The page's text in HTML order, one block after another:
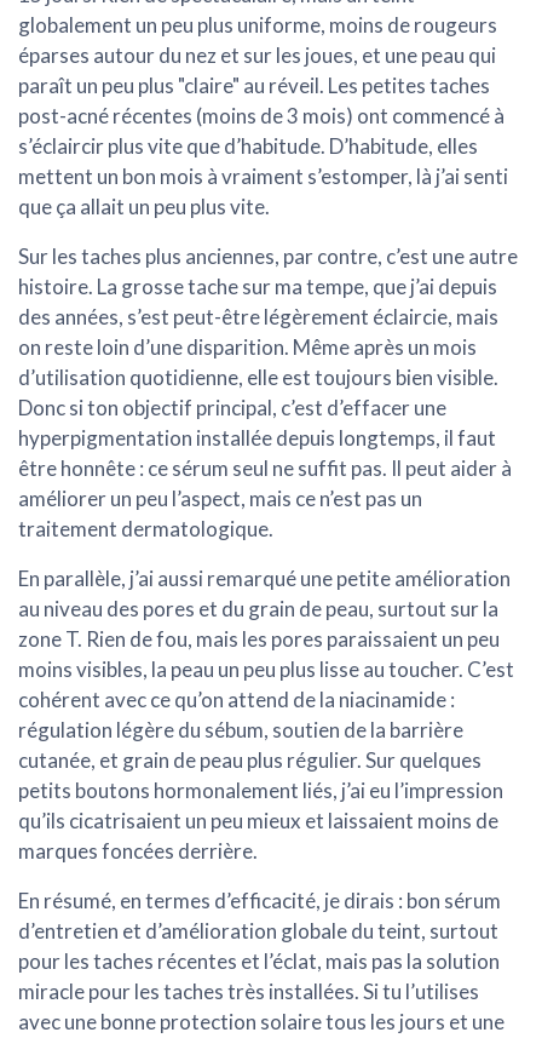
globalement un peu plus uniforme, moins de rougeurs
éparses autour du nez et sur les joues, et une peau qui
paraît un peu plus "claire" au réveil. Les petites taches
post-acné récentes (moins de 3 mois) ont commencé à
s’éclaircir plus vite que d’habitude. D’habitude, elles
mettent un bon mois à vraiment s’estomper, là j’ai senti
que ça allait un peu plus vite.
Sur les taches plus anciennes, par contre, c’est une autre
histoire. La grosse tache sur ma tempe, que j’ai depuis
des années, s’est peut-être légèrement éclaircie, mais
on reste loin d’une disparition. Même après un mois
d’utilisation quotidienne, elle est toujours bien visible.
Donc si ton objectif principal, c’est d’effacer une
hyperpigmentation installée depuis longtemps, il faut
être honnête : ce sérum seul ne suffit pas. Il peut aider à
améliorer un peu l’aspect, mais ce n’est pas un
traitement dermatologique.
En parallèle, j’ai aussi remarqué une petite amélioration
au niveau des pores et du grain de peau, surtout sur la
zone T. Rien de fou, mais les pores paraissaient un peu
moins visibles, la peau un peu plus lisse au toucher. C’est
cohérent avec ce qu’on attend de la niacinamide :
régulation légère du sébum, soutien de la barrière
cutanée, et grain de peau plus régulier. Sur quelques
petits boutons hormonalement liés, j’ai eu l’impression
qu’ils cicatrisaient un peu mieux et laissaient moins de
marques foncées derrière.
En résumé, en termes d’efficacité, je dirais : bon sérum
d’entretien et d’amélioration globale du teint, surtout
pour les taches récentes et l’éclat, mais pas la solution
miracle pour les taches très installées. Si tu l’utilises
avec une bonne protection solaire tous les jours et une